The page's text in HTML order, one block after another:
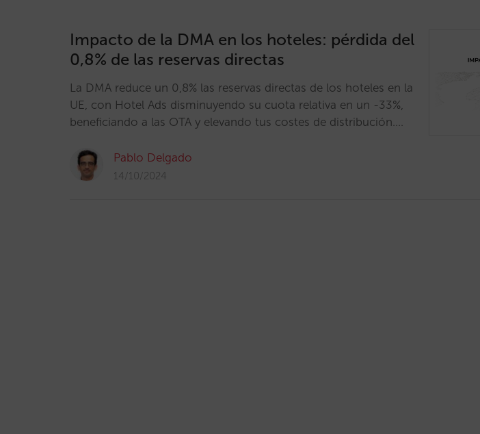
Impacto de la DMA en los hoteles: pérdida del
0,8% de las reservas directas
La DMA reduce un 0,8% las reservas directas de los hoteles en la
UE, con Hotel Ads disminuyendo su cuota relativa en un -33%,
beneficiando a las OTA y elevando tus costes de distribución.…
Pablo Delgado
14/10/2024